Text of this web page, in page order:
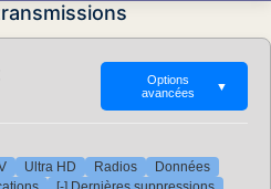
Options
avancées
▼
Ultra HD Radios
Données